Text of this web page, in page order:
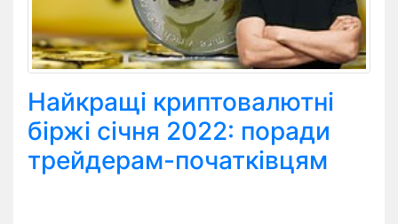
Найкращі криптовалютні
біржі січня 2022: поради
трейдерам-початківцям